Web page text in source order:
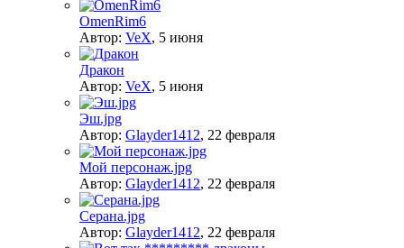
OmenRim6
Автор: VeX, 5 июня
Дракон
Автор: VeX, 5 июня
Эш.jpg
Автор: Glayder1412, 22 февраля
Мой персонаж.jpg
Автор: Glayder1412, 22 февраля
Серана.jpg
Автор: Glayder1412, 22 февраля